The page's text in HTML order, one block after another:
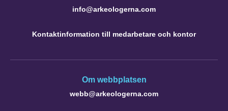
info@arkeologerna.com
Kontaktinformation till medarbetare och kontor
Om webbplatsen
webb@arkeologerna.com